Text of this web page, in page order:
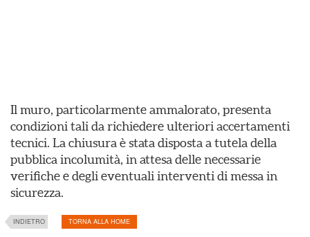
Il muro, particolarmente ammalorato, presenta
condizioni tali da richiedere ulteriori accertamenti
tecnici. La chiusura è stata disposta a tutela della
pubblica incolumità, in attesa delle necessarie
verifiche e degli eventuali interventi di messa in
sicurezza.
INDIETRO TORNA ALLA HOME